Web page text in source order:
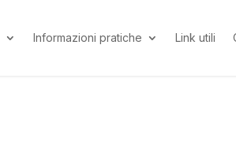
Informazioni pratiche Link utili